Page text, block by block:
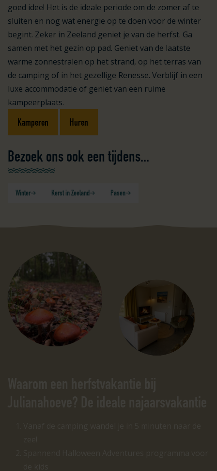
goed idee! Het is de ideale periode om de zomer af te
sluiten en nog wat energie op te doen voor de winter
begint. Zeker in Zeeland geniet je van de herfst. Ga
samen met het gezin op pad. Geniet van de laatste
warme zonnestralen op het strand, op het terras van
de camping of in het gezellige Renesse. Verblijf in een
luxe accommodatie of geniet van een ruime
kampeerplaats.
Kamperen Huren
Bezoek ons ook een tijdens...
Winter Kerst in Zeeland Pasen